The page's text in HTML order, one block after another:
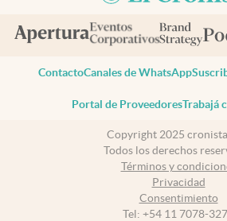
ContactoCanales de WhatsApp
Portal de ProveedoresTrabajá
Copyright 2025
Todos los derechos
Términos y
Privacidad
Consentimiento
Tel: +54 11 7078-